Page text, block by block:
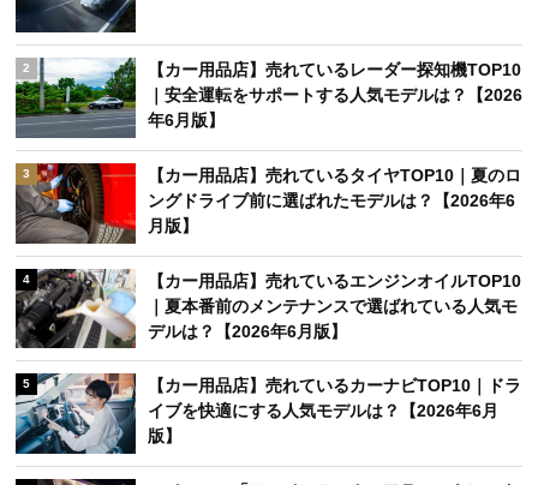
2
【カー用品店】売れているレーダー探知機TOP10
｜安全運転をサポートする人気モデルは？【2026
年6月版】
3
【カー用品店】売れているタイヤTOP10｜夏のロ
ングドライブ前に選ばれたモデルは？【2026年6
月版】
4
【カー用品店】売れているエンジンオイルTOP10
｜夏本番前のメンテナンスで選ばれている人気モ
デルは？【2026年6月版】
5
【カー用品店】売れているカーナビTOP10｜ドラ
イブを快適にする人気モデルは？【2026年6月
版】